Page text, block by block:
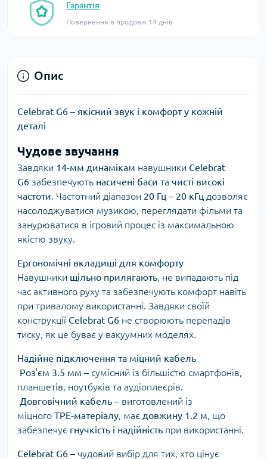
Гарантія
Повернення в продовж 14 днів
Опис
Celebrat G6 – якісний звук і комфорт у кожній
деталі
Чудове звучання
Завдяки 14-мм динамікам навушники Celebrat
G6 забезпечують насичені баси та чисті високі
частоти. Частотний діапазон 20 Гц – 20 кГц дозволяє
насолоджуватися музикою, переглядати фільми та
занурюватися в ігровий процес із максимальною
якістю звуку.
Ергономічні вкладиші для комфорту
Навушники щільно прилягають, не випадають під
час активного руху та забезпечують комфорт навіть
при тривалому використанні. Завдяки своїй
конструкції Celebrat G6 не створюють перепадів
тиску, як це буває у вакуумних моделях.
Надійне підключення та міцний кабель
Роз'єм 3.5 мм – сумісний із більшістю смартфонів,
планшетів, ноутбуків та аудіоплеєрів.
Довговічний кабель – виготовлений із
міцного TPE-матеріалу, має довжину 1.2 м, що
забезпечує гнучкість і надійність при використанні.
Celebrat G6 – чудовий вибір для тих, хто цінує